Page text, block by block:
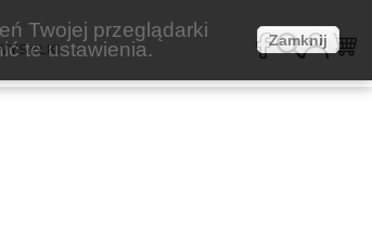
Twojej przeglądarki
te ustawienia.
Zamknij